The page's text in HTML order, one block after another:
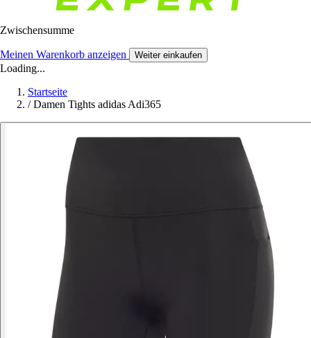
Zwischensumme
Meinen Warenkorb anzeigen Weiter einkaufen
Loading...
Startseite
/ Damen Tights adidas Adi365